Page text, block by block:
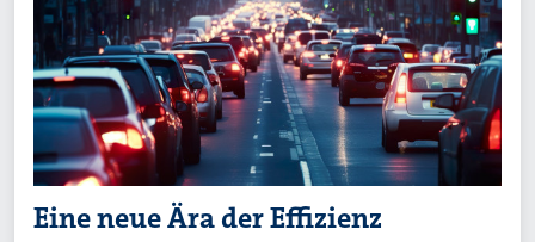
Eine neue Ära der Effizienz